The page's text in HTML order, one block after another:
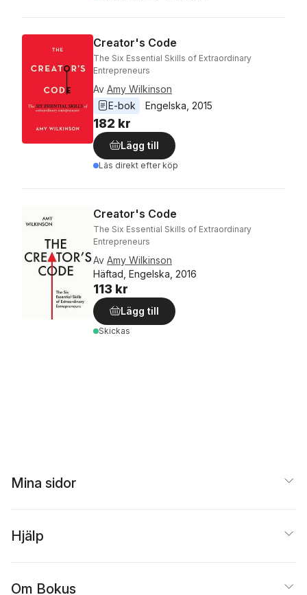
Creator's Code
The Six Essential Skills of Extraordinary
Entrepreneurs
Av Amy Wilkinson
E-bok
Engelska 2015
182 kr
Lägg till
Läs direkt efter köp
Creator's Code
The Six Essential Skills of Extraordinary
Entrepreneurs
Av Amy Wilkinson
Häftad, Engelska, 2016
113 kr
Lägg till
Skickas
Mina sidor
Hjälp
Om Bokus